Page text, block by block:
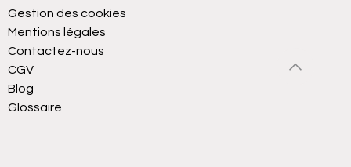
Gestion des cookies
Mentions légales
Contactez-nous
CGV
Blog
Glossaire